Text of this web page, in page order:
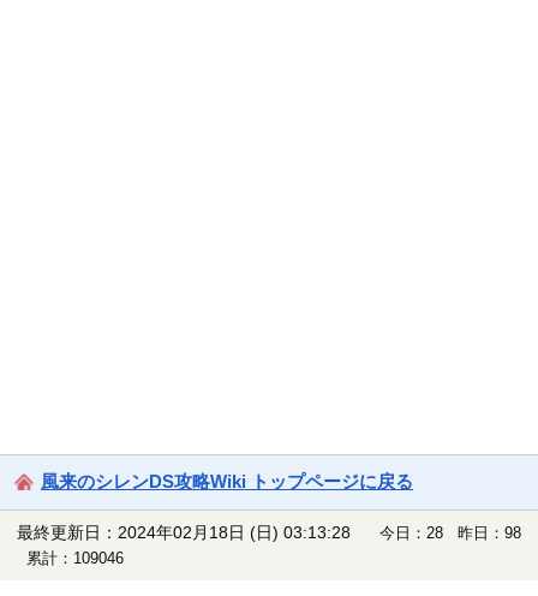
風来のシレンDS攻略Wiki トップページに戻る
最終更新日：2024年02月18日 (日) 03:13:28
今日：28 昨日：98
累計：109046